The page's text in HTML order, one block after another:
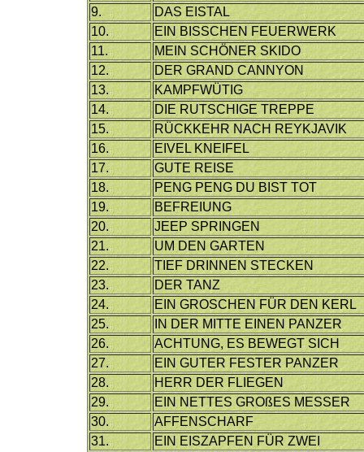
9.
DAS EISTAL
10.
EIN BISSCHEN FEUERWERK
11.
MEIN SCHÖNER SKIDO
12.
DER GRAND CANNYON
13.
KAMPFWÜTIG
14.
DIE RUTSCHIGE TREPPE
15.
RÜCKKEHR NACH REYKJAVIK
16.
EIVEL KNEIFEL
17.
GUTE REISE
18.
PENG PENG DU BIST TOT
19.
BEFREIUNG
20.
JEEP SPRINGEN
21.
UM DEN GARTEN
22.
TIEF DRINNEN STECKEN
23.
DER TANZ
24.
EIN GROSCHEN FÜR DEN KERL
25.
IN DER MITTE EINEN PANZER
26.
ACHTUNG, ES BEWEGT SICH
27.
EIN GUTER FESTER PANZER
28.
HERR DER FLIEGEN
29.
EIN NETTES GROßES MESSER
30.
AFFENSCHARF
31.
EIN EISZAPFEN FÜR ZWEI